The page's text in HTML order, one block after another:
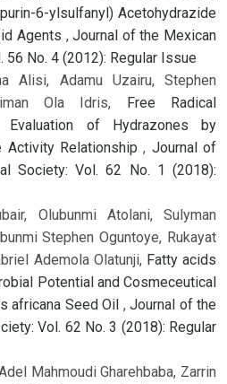
6-ylsulfanyl) Acetohydrazide
Agents ,Journal of the Mexican
56 No. 4 (2012): Regular Issue
Alisi, Adamu Uzairu, Stephen
Ola Idris, Free Radical
Evaluation of Hydrazones by
Activity Relationship, Journal of
Society: Vol. 62 No. 1 (2018):
Olubunmi Atolani, Sulyman
Stephen Oguntoye, Rukayat
Ademola Olatunji, Fatty acids
Potential and Cosmeceutical
africana Seed Oil ,Journal of the
Vol. 62 No. 3 (2018): Regular
Mahmoudi Gharehbaba, Zarrin